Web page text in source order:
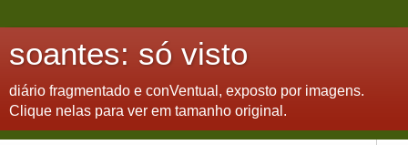
soantes: só visto
diário fragmentado e conVentual, exposto por imagens.
Clique nelas para ver em tamanho original.